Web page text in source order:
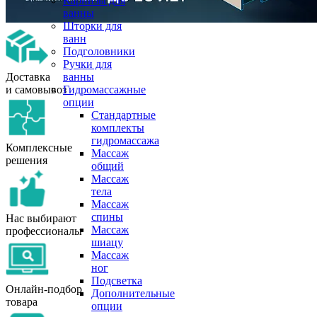
ванны
Шторки для
ванн
Подголовники
Ручки для
ванны
Гидромассажные
опции
Стандартные
комплекты
гидромассажа
Массаж
общий
Массаж
тела
Массаж
спины
Массаж
шиацу
Массаж
ног
Подсветка
Дополнительные
опции
Доставка
и самовывоз
Комплексные
решения
Нас выбирают
профессионалы
Онлайн-подбор
товара